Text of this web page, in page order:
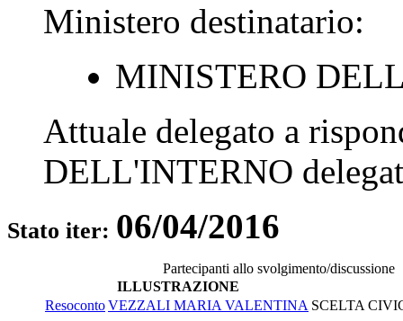
Ministero destinatario:
MINISTERO
Attuale delegato a
DELL'INTERNO
Stato iter: 06/04/2016
Partecipanti allo svolgimento/discussione
ILLUSTRAZIONE
ResocontoVEZZALI MARIA VALENTINA SCELTA